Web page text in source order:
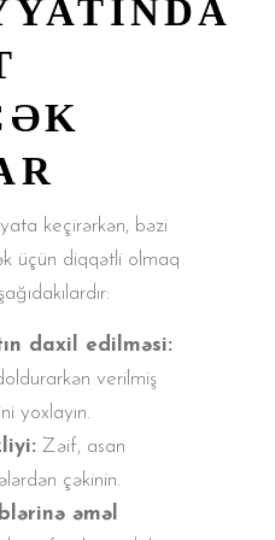
keçirərkən, bəzi
üçün diqqətli olmaq
daxil edilməsi:
verilmiş
yoxlayın.
Zəif, asan
çəkinin.
əməl